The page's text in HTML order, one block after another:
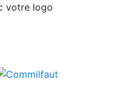
votre logo